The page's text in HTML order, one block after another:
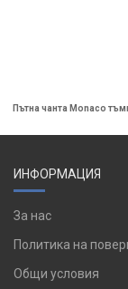
Пътна чанта Monaco
ИНФОРМАЦИЯ
За нас
Политика на
Общи условия